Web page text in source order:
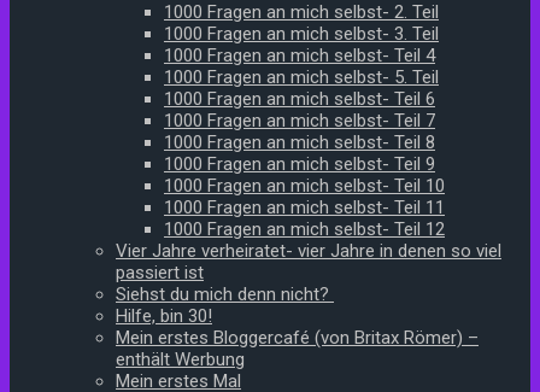
1000 Fragen an mich selbst- 2. Teil
1000 Fragen an mich selbst- 3. Teil
1000 Fragen an mich selbst- Teil 4
1000 Fragen an mich selbst- 5. Teil
1000 Fragen an mich selbst- Teil 6
1000 Fragen an mich selbst- Teil 7
1000 Fragen an mich selbst- Teil 8
1000 Fragen an mich selbst- Teil 9
1000 Fragen an mich selbst- Teil 10
1000 Fragen an mich selbst- Teil 11
1000 Fragen an mich selbst- Teil 12
Vier Jahre verheiratet- vier Jahre in denen so viel
passiert ist
Siehst du mich denn nicht?
Hilfe, bin 30!
Mein erstes Bloggercafé (von Britax Römer) –
enthält Werbung
Mein erstes Mal